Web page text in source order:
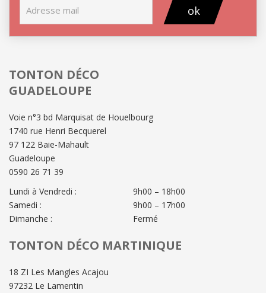
ok
TONTON DÉCO
GUADELOUPE
Voie n°3 bd Marquisat de Houelbourg
1740 rue Henri Becquerel
97 122 Baie-Mahault
Guadeloupe
0590 26 71 39
Lundi à Vendredi :
Samedi :
Dimanche :
9h00 – 18h00
9h00 – 17h00
Fermé
TONTON DÉCO MARTINIQUE
18 ZI Les Mangles Acajou
97232 Le Lamentin